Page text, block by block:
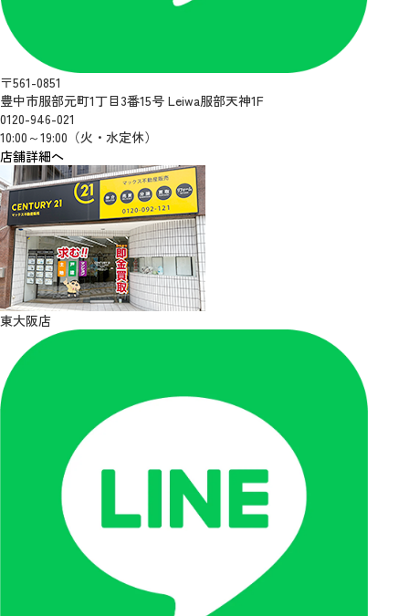
〒561-0851
豊中市服部元町1丁目3番15号 Leiwa服部天神1F
0120-946-021
10:00～19:00（火・水定休）
店舗詳細へ
東大阪店